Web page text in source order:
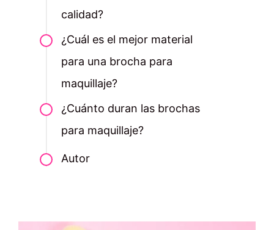
calidad?
¿Cuál es el mejor material
para una brocha para
maquillaje?
¿Cuánto duran las brochas
para maquillaje?
Autor